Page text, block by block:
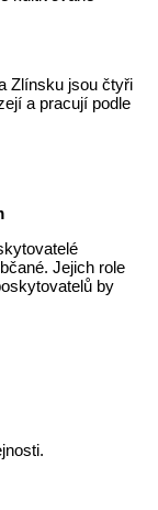
Zlínsku jsou čtyři
a pracují podle
Jejich role
by